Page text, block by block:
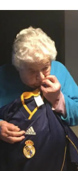
Pokretanje videa...